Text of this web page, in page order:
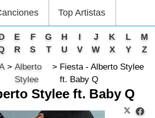
Top Artistas
E F G H I J K L
M
R S T U V W X Y
Z
Alberto
Stylee
Fiesta - Alberto Stylee
ft. Baby Q
Stylee ft. Baby Q